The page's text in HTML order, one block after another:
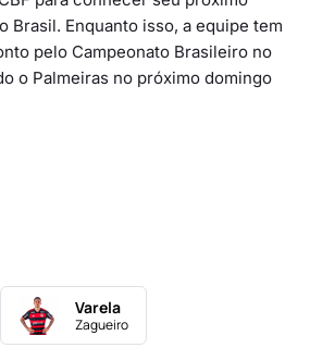
Brasil. Enquanto isso, a equipe tem
pelo Campeonato Brasileiro no
o Palmeiras no próximo domingo
Varela
Zagueiro